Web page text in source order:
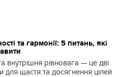
та гармонії: 5 питань, які
внутрішня рівновага — це дві
для щастя та досягнення цілей